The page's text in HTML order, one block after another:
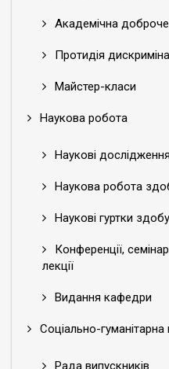
Академічна
Протидія
Майстер-класи
Наукова робота
Наукові
Наукова робота
Наукові гуртки
Конференції,
лекції
Видання кафедри
Соціально-гуманітарна
Рада випускників